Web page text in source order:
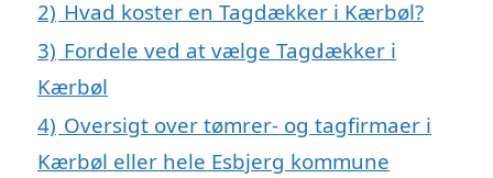
2) Hvad koster en Tagdækker i Kærbøl?
3) Fordele ved at vælge Tagdækker i
Kærbøl
4) Oversigt over tømrer- og tagfirmaer i
Kærbøl eller hele Esbjerg kommune